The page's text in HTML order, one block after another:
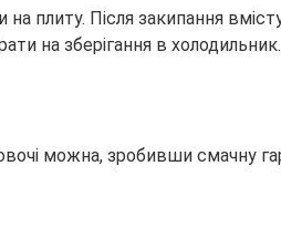
плиту. Після закипання
на зберігання в холодильник.
можна, зробивши смачну